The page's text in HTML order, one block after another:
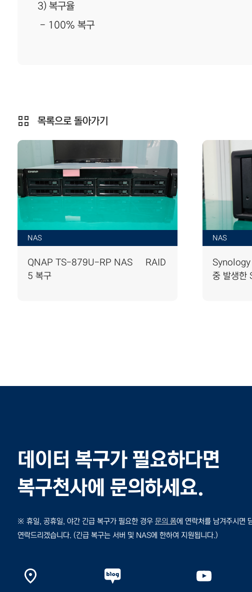
3) 복구율
- 100% 복구
목록으로 돌아가기
NAS
QNAP TS-879U-RP NAS – RAID
5 복구
NAS
중 발생한
데이터 복구가 필요하다면
복구천사에 문의하세요.
※ 휴일, 공휴일, 야간 긴급 복구가 필요한 경우 문의 폼에 연락처를 남겨주시면
연락드리겠습니다. (긴급 복구는 서버 및 NAS에 한하여 지원됩니다.)